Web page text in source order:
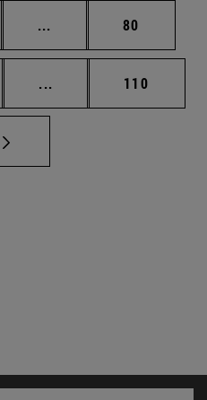
... Páginas intermedias
Página
80
... Páginas intermedias
Página
110